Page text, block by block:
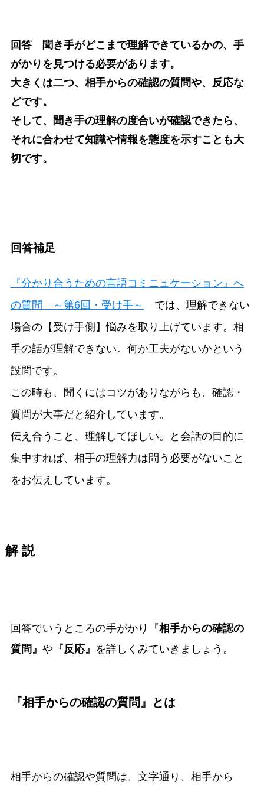
回答 聞き手がどこまで理解できているかの、手
がかりを見つける必要があります。
大きくは二つ、相手からの確認の質問や、反応な
どです。
そして、聞き手の理解の度合いが確認できたら、
それに合わせて知識や情報を態度を示すことも大
切です。
回答補足
『分かり合うための言語コミニュケーション』へ
の質問 ～第6回・受け手～
では、理解できない
場合の【受け手側】悩みを取り上げています。相
手の話が理解できない。何か工夫がないかという
設問です。
この時も、聞くにはコツがありながらも、確認・
質問が大事だと紹介しています。
伝え合うこと、理解してほしい。と会話の目的に
集中すれば、相手の理解力は問う必要がないこと
をお伝えしています。
解 説
回答でいうところの手がかり『相手からの確認の
質問』 や 『反応』 を詳しくみていきましょう。
『相手からの確認の質問』 とは
相手からの確認や質問は、文字通り、相手から